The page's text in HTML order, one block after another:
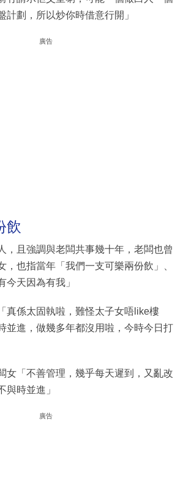
計劃，所以炒你時借意行開」
廣告
飲
，且強調與老闆共事幾十年，老闆也曾
，也指當年「我們一支可樂兩份飲」、
今天因為有我」
真係太固執啦，難怪太子女唔like樓
並進，做幾多年都沒用啦，今時今日打
女「不善管理，幾乎每天遲到，又亂改
與時並進」
廣告